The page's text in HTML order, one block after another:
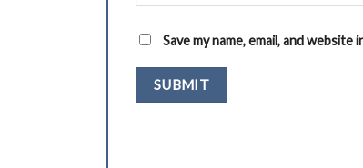
Save my name, email, and